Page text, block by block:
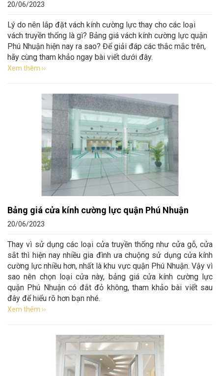
20/06/2023
Lý do nên lắp đặt vách kính cường lực thay cho các loại
vách truyền thống là gì? Bảng giá vách kính cường lực quận
Phú Nhuận hiện nay ra sao? Để giải đáp các thắc mắc trên,
hãy cùng tham khảo ngay bài viết dưới đây.
Xem thêm ››
Bảng giá cửa kính cường lực quận Phú Nhuận
20/06/2023
Thay vì sử dụng các loại cửa truyền thống như cửa gỗ, cửa
sắt thì hiện nay nhiều gia đình ưa chuộng sử dụng cửa kính
cường lực nhiều hơn, nhất là khu vực quận Phú Nhuận. Vậy vì
sao nên chọn loại cửa này, bảng giá cửa kính cường lực
quận Phú Nhuận có đắt đỏ không, tham khảo bài viết sau
đây để hiểu rõ hơn bạn nhé.
Xem thêm ››